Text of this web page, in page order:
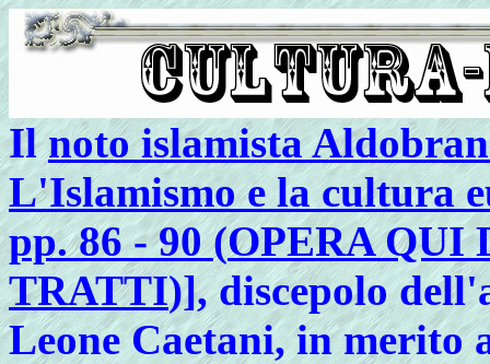
Ilnoto islamista
L'Islamismo e la cultura
pp. 86 - 90 (OPERA QUI
TRATTI)], discepolo
Leone Caetani, in merito